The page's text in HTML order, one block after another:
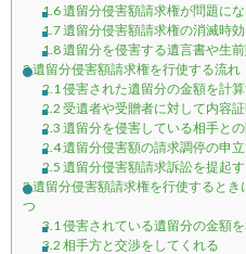
1.6遺留分侵害額請求権が問題に
1.7遺留分侵害額請求権の消滅時効
1.8遺留分を侵害する遺言書や生
2遺留分侵害額請求権を行使する流れ
2.1 侵害された遺留分の金額を計
2.2 受遺者や受贈者に対して内容
2.3 遺留分を侵害している相手と
2.4遺留分侵害額の請求調停の申
2.5 遺留分侵害額請求訴訟を提起
3遺留分侵害額請求権を行使すると
つ
3.1 侵害されている遺留分の金額
3.2 相手方と交渉をしてくれる